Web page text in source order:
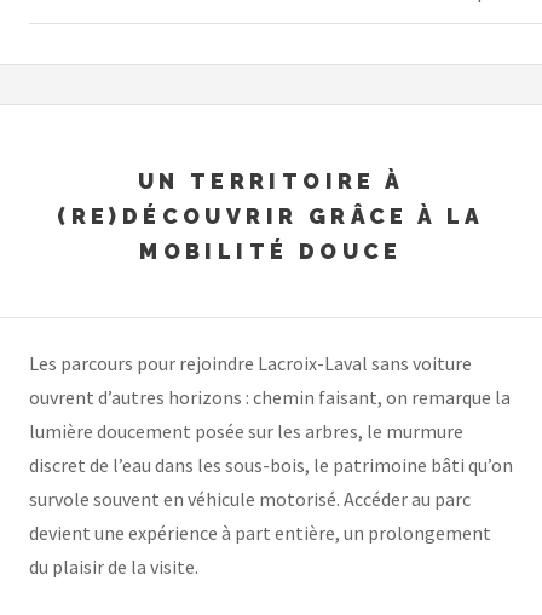
UN TERRITOIRE À
(RE)DÉCOUVRIR GRÂCE À LA
MOBILITÉ DOUCE
Les parcours pour rejoindre Lacroix-Laval sans voiture
ouvrent d’autres horizons : chemin faisant, on remarque la
lumière doucement posée sur les arbres, le murmure
discret de l’eau dans les sous-bois, le patrimoine bâti qu’on
survole souvent en véhicule motorisé. Accéder au parc
devient une expérience à part entière, un prolongement
du plaisir de la visite.